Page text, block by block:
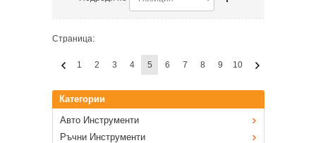
Страница:
1 2 3 4 5 6 7 8 9 10
Категории
Авто Инструменти
Ръчни Инструменти